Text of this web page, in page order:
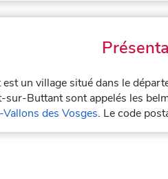
un village situé dans le
sur-Buttant sont appelés les
des Vosges. Le code